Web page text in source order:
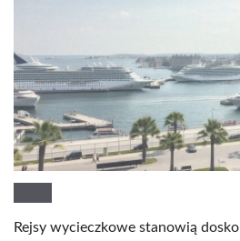
Rejsy wycieczkowe stanowią